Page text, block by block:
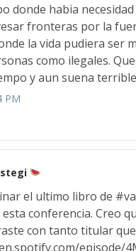
donde habia
fronteras por la
la vida pudiera ser
como ilegales.
y aun suena
PM
el ultimo libro de
conferencia. Creo
con tanto titular
episode/